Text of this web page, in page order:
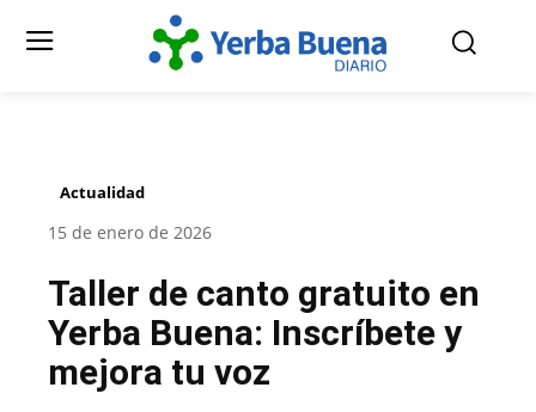
Actualidad
15 de enero de 2026
Taller de canto gratuito en
Yerba Buena: Inscríbete y
mejora tu voz